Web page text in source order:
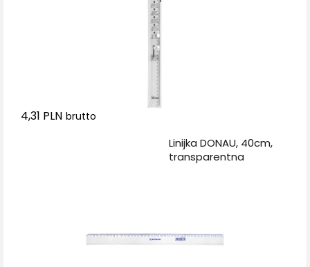
4,31 PLN brutto
Linijka DONAU, 40cm,
transparentna